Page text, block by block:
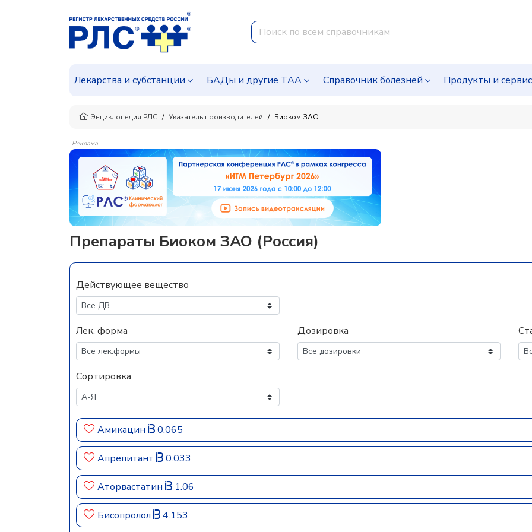
Лекарства и субстанции БАДы и другие ТАА Справочник болезней Продукты и
Энциклопедия РЛС Указатель производителей Биоком ЗАО
Реклама
Препараты Биоком ЗАО (Россия)
Действующее вещество
Лек. форма Дозировка
Сортировка
Амикацин 0.065
Апрепитант 0.033
Аторвастатин 1.06
Бисопролол 4.153